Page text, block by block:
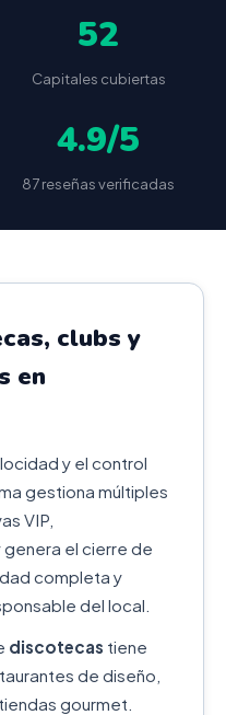
52
Capitales cubiertas
4.9/5
87 reseñas verificadas
clubs y
en
y el control
gestiona múltiples
VIP,
el cierre de
completa y
del local.
discotecas tiene
de diseño,
gourmet.